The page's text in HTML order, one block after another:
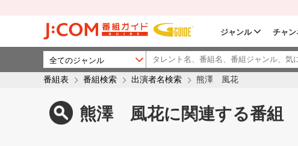
ジャンル チャン
番組表 番組検索 出演者名検索 熊澤 風花
熊澤 風花に関連する番組